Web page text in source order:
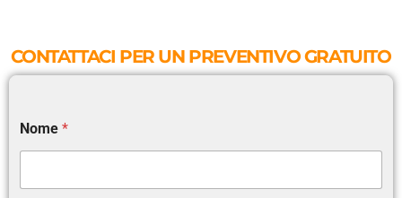
CONTATTACI PER UN PREVENTIVO GRATUITO
Nome *